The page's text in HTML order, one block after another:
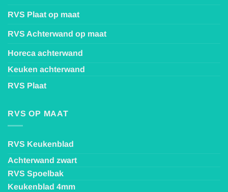
RVS Plaat op maat
RVS Achterwand op maat
Horeca achterwand
Keuken achterwand
RVS Plaat
RVS OP MAAT
RVS Keukenblad
Achterwand zwart
RVS Spoelbak
Keukenblad 4mm